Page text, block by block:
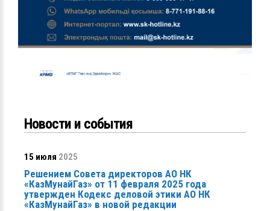
Новости и события
15 июля 2025
Решением Совета директоров АО НК
«КазМунайГаз» от 11 февраля 2025 года
утвержден Кодекс деловой этики АО НК
«КазМунайГаз» в новой редакции